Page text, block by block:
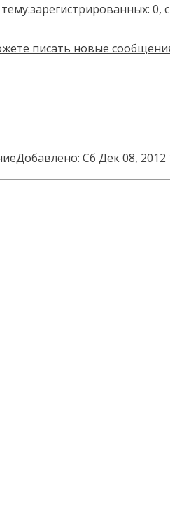
0,
Добавлено: Сб Дек 08, 2012